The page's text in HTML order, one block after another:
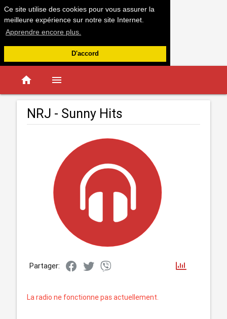
Ce site utilise des cookies pour vous assurer la
meilleure expérience sur notre site Internet.
Apprendre encore plus.
D'accord
home menu
NRJ - Sunny Hits
Partager:
La radio ne fonctionne pas actuellement.